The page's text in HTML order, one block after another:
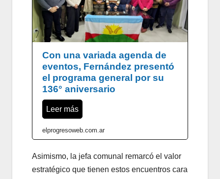
Con una variada agenda de
eventos, Fernández presentó
el programa general por su
136° aniversario
Leer más
elprogresoweb.com.ar
Asimismo, la jefa comunal remarcó el valor
estratégico que tienen estos encuentros cara